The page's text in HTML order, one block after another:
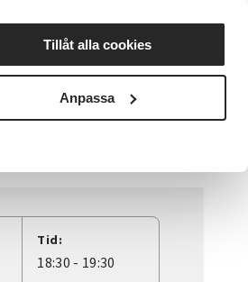
Tillåt alla cookies
Anpassa
Nyheter Avdelningar
Tid:
18:30 - 19:30